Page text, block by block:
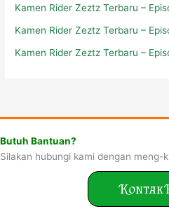
Kamen Rider Zeztz Terbaru –
Kamen Rider Zeztz Terbaru –
Kamen Rider Zeztz Terbaru –
Butuh Bantuan?
Silakan hubungi kami dengan meng-
Kontak